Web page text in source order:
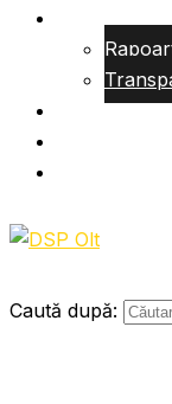
Informatii
Caută după: